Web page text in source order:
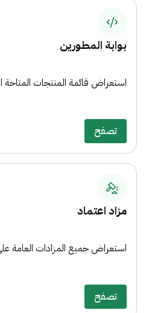
بوابة المطورين
استعراض قائمة المنتجات المتاحة
تصفح
مزاد اعتماد
استعراض جميع المزادات العامة
تصفح